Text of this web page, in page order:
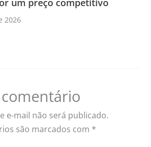
um preço competitivo
2026
e-mail não será publicado.
são marcados com *